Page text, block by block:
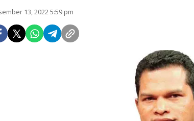
13, 2022 5:59 pm